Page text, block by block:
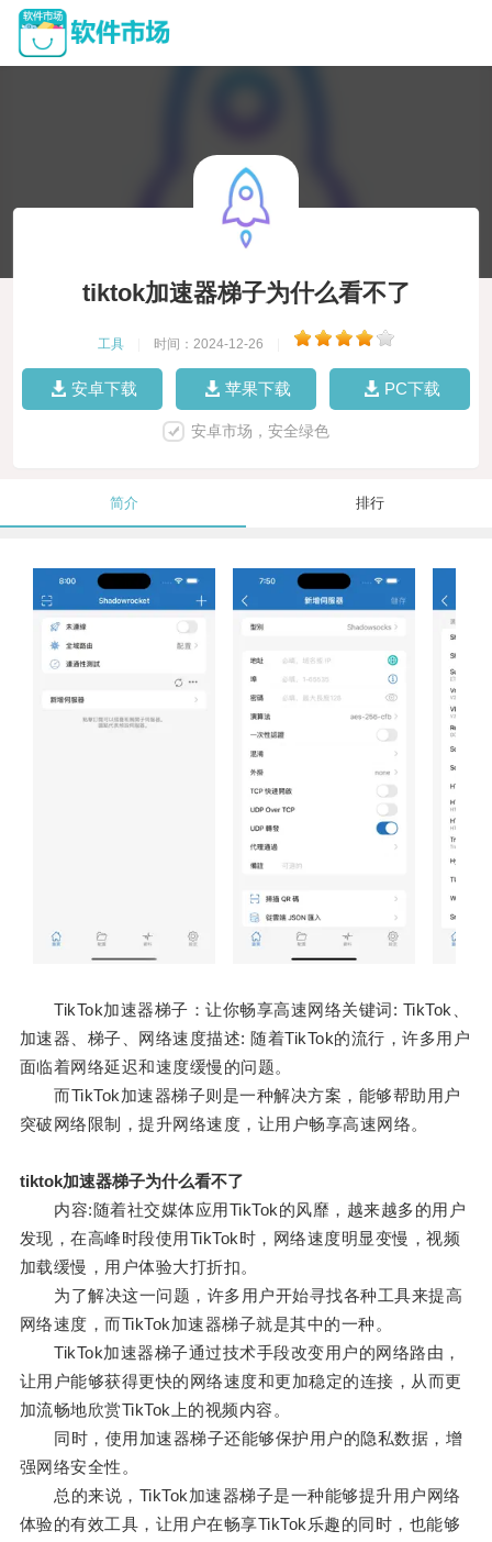
tiktok加速器梯子为什么看不了
工具 时间：2024-12-26
安卓下载 苹果下载 PC下载
安卓市场，安全绿色
简介 排行
TikTok加速器梯子：让你畅享高速网络关键词: TikTok、
加速器、梯子、网络速度描述: 随着TikTok的流行，许多用户
面临着网络延迟和速度缓慢的问题。
而TikTok加速器梯子则是一种解决方案，能够帮助用户
突破网络限制，提升网络速度，让用户畅享高速网络。
tiktok加速器梯子为什么看不了
内容:随着社交媒体应用TikTok的风靡，越来越多的用户
发现，在高峰时段使用TikTok时，网络速度明显变慢，视频
加载缓慢，用户体验大打折扣。
为了解决这一问题，许多用户开始寻找各种工具来提高
网络速度，而TikTok加速器梯子就是其中的一种。
TikTok加速器梯子通过技术手段改变用户的网络路由，
让用户能够获得更快的网络速度和更加稳定的连接，从而更
加流畅地欣赏TikTok上的视频内容。
同时，使用加速器梯子还能够保护用户的隐私数据，增
强网络安全性。
总的来说，TikTok加速器梯子是一种能够提升用户网络
体验的有效工具，让用户在畅享TikTok乐趣的同时，也能够